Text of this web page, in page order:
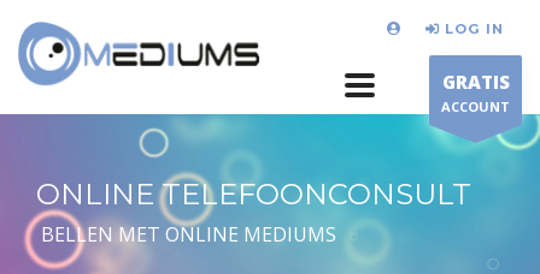
LOG IN
GRATIS
ACCOUNT
ONLINE TELEFOONCONSULT
BELLEN MET ONLINE MEDIUMS